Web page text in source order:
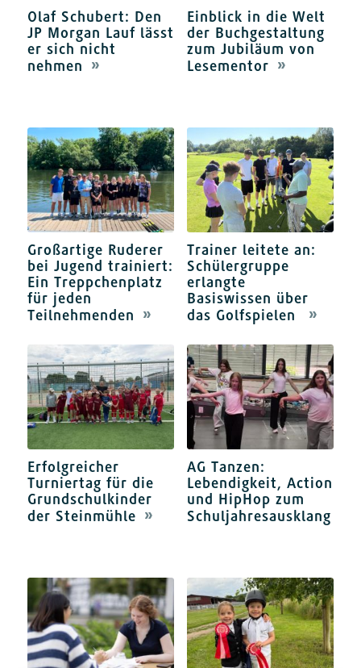
Olaf Schubert: Den
JP Morgan Lauf lässt
er sich nicht
nehmen
Einblick in die Welt
der Buchgestaltung
zum Jubiläum von
Lesementor
Großartige Ruderer
bei Jugend trainiert:
Ein Treppchenplatz
für jeden
Teilnehmenden
Trainer leitete an:
Schülergruppe
erlangte
Basiswissen über
das Golfspielen
Erfolgreicher
Turniertag für die
Grundschulkinder
der Steinmühle
AG Tanzen:
Lebendigkeit, Action
und HipHop zum
Schuljahresausklang